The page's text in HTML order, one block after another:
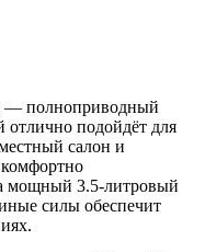
— полноприводный
отлично подойдёт для
салон и
мощный 3.5-литровый
силы обеспечит